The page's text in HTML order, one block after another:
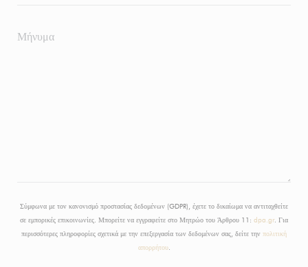
Σύμφωνα με τον κανονισμό προστασίας δεδομένων (GDPR), έχετε το δικαίωμα να αντιταχθείτε
σε εμπορικές επικοινωνίες. Μπορείτε να εγγραφείτε στο Μητρώο του Άρθρου 11: dpa.gr. Για
περισσότερες πληροφορίες σχετικά με την επεξεργασία των δεδομένων σας, δείτε την πολιτική
απορρήτου.